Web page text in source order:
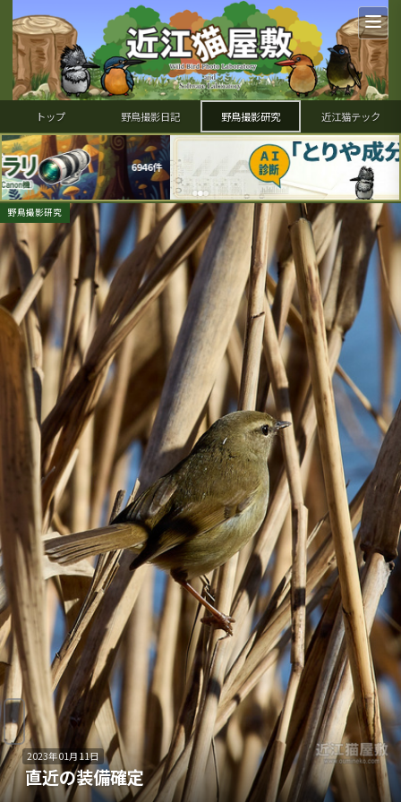
トップ 野鳥撮影日記 野鳥撮影研究 近江猫テック
野鳥撮影研究
2023年01月11日
直近の装備確定